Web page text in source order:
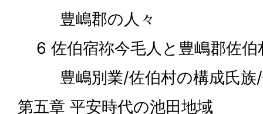
豊嶋郡の人々
6 佐伯宿祢今毛人と豊嶋郡佐伯
豊嶋別業/佐伯村の構成氏族/
第五章 平安時代の池田地域